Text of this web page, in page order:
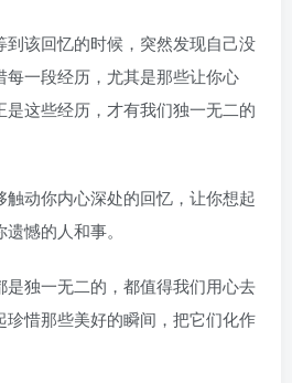
该回忆的时候，‌突然发现自己没
一段经历，‌尤其是那些让你心
这些经历，‌才有我们独一无二的
动你内心深处的回忆，‌让你想起
憾的人和事。
独一无二的，‌都值得我们用心去
惜那些美好的瞬间，‌把它们化作